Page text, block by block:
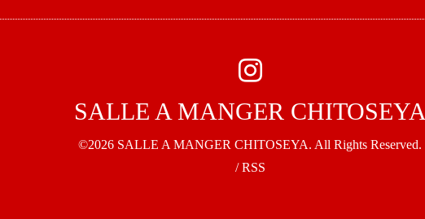
SALLE A MANGER CHITOSEYA
©2026 SALLE A MANGER CHITOSEYA. All Rights Reserved.
/RSS